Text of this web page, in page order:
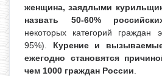
женщина, заядлыми
назвать 50-60%
некоторых категорий граждан
95%). Курение и
ежегодно становятся
чем 1000 граждан России